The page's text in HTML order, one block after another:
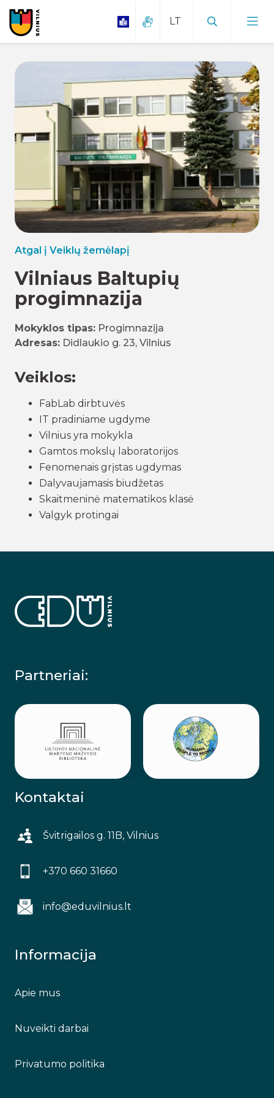
Atgal į Veiklų žemėlapį
Vilniaus Baltupių
progimnazija
Mokyklos tipas: Progimnazija
Adresas: Didlaukio g. 23, Vilnius
Veiklos:
FabLab dirbtuvės
IT pradiniame ugdyme
Vilnius yra mokykla
Gamtos mokslų laboratorijos
Fenomenais grįstas ugdymas
Dalyvaujamasis biudžetas
Skaitmeninė matematikos klasė
Valgyk protingai
Partneriai:
Kontaktai
Švitrigailos g. 11B, Vilnius
+370 660 31660
info@eduvilnius.lt
Informacija
Apie mus
Nuveikti darbai
Privatumo politika